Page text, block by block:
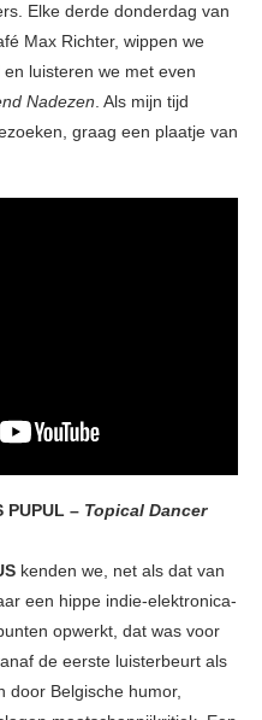
Elke derde donderdag van
Max Richter, wippen we
luisteren we met even
Nadezen. Als mijn tijd
graag een plaatje van
PUPUL – Topical Dancer
kenden we, net als dat van
een hippe indie-elektronica-
opwerkt, dat was voor
de eerste luisterbeurt als
door Belgische humor,